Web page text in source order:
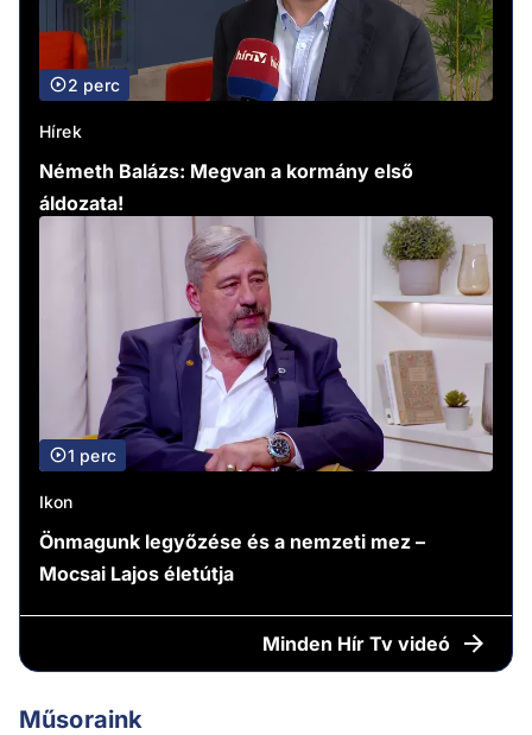
2 perc
Hírek
Németh Balázs: Megvan a kormány első
áldozata!
1 perc
Ikon
Önmagunk legyőzése és a nemzeti mez –
Mocsai Lajos életútja
Minden Hír Tv videó
Műsoraink